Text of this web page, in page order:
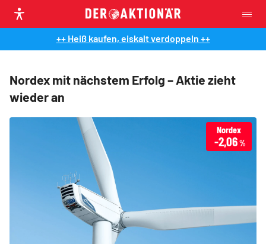
++ Heiß kaufen, eiskalt verdoppeln ++
Nordex mit nächstem Erfolg – Aktie zieht
wieder an
Nordex
-2,06%